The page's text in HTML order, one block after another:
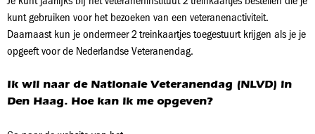
kunt gebruiken voor het bezoeken van een veteranenactiviteit.
Daarnaast kun je ondermeer 2 treinkaartjes toegestuurt krijgen als je je
opgeeft voor de Nederlandse Veteranendag.
Ik wil naar de Nationale Veteranendag (NLVD) in
Den Haag. Hoe kan ik me opgeven?